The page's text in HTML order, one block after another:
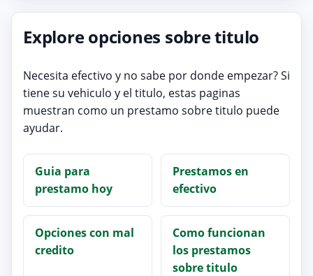
Explore opciones sobre titulo
Necesita efectivo y no sabe por donde empezar? Si
tiene su vehiculo y el titulo, estas paginas
muestran como un prestamo sobre titulo puede
ayudar.
Guia para
prestamo hoy
Prestamos en
efectivo
Opciones con mal
credito
Como funcionan
los prestamos
sobre titulo